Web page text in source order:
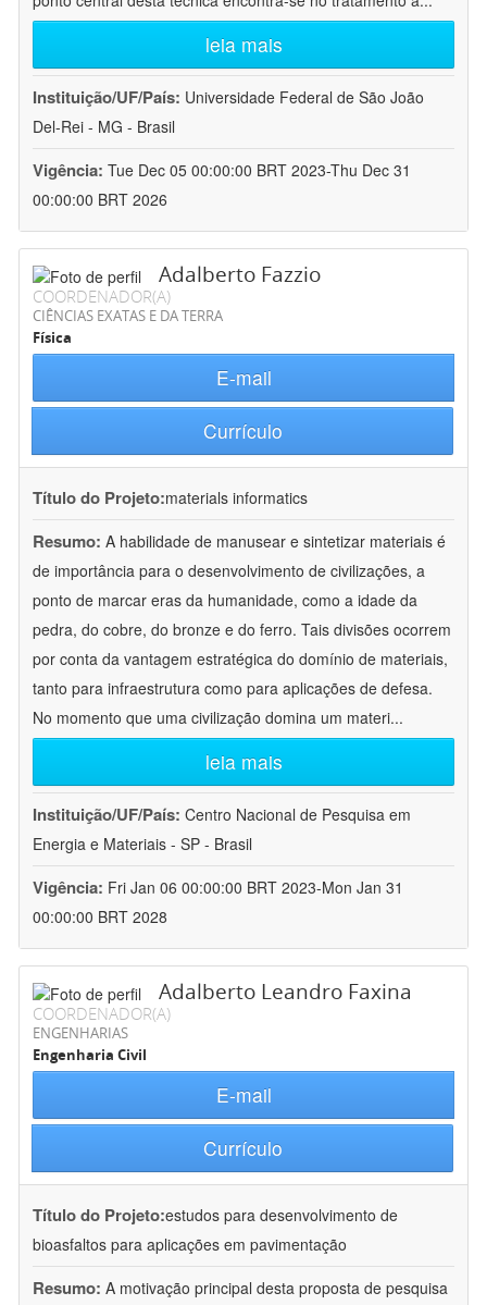
leia mais
Instituição/UF/País: Universidade Federal de São João
Del-Rei - MG - Brasil
Vigência: Tue Dec 05 00:00:00 BRT 2023-Thu Dec 31
00:00:00 BRT 2026
Adalberto Fazzio
COORDENADOR(A)
CIÊNCIAS EXATAS E DA TERRA
Física
E-mail
Currículo
Título do Projeto:materials informatics
Resumo: A habilidade de manusear e sintetizar materiais é
de importância para o desenvolvimento de civilizações, a
ponto de marcar eras da humanidade, como a idade da
pedra, do cobre, do bronze e do ferro. Tais divisões ocorrem
por conta da vantagem estratégica do domínio de materiais,
tanto para infraestrutura como para aplicações de defesa.
No momento que uma civilização domina um materi...
leia mais
Instituição/UF/País: Centro Nacional de Pesquisa em
Energia e Materiais - SP - Brasil
Vigência: Fri Jan 06 00:00:00 BRT 2023-Mon Jan 31
00:00:00 BRT 2028
Adalberto Leandro Faxina
COORDENADOR(A)
ENGENHARIAS
Engenharia Civil
E-mail
Currículo
Título do Projeto:estudos para desenvolvimento de
bioasfaltos para aplicações em pavimentação
Resumo: A motivação principal desta proposta de pesquisa